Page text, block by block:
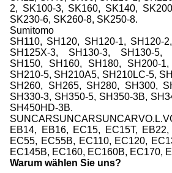
2, SK100-3, SK160, SK140,
SK230-6, SK260-8, SK250-8.
Sumitomo
SH110, SH120, SH120-1, SH120-
SH125X-3, SH130-3, SH130-5,
SH150, SH160, SH180, SH200-
SH210-5, SH210A5, SH210LC-5,
SH260, SH265, SH280, SH300,
SH330-3, SH350-5, SH350-3B,
SH450HD-3B.
EB14, EB16, EC15, EC15T,
EC55, EC55B, EC110, EC120,
EC145B, EC160, EC160B, EC170,
Warum wählen Sie uns?